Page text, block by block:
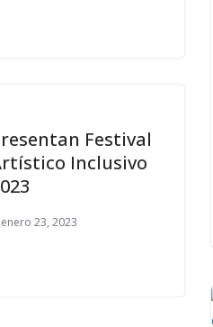
Festival
Inclusivo
enero 23, 2023